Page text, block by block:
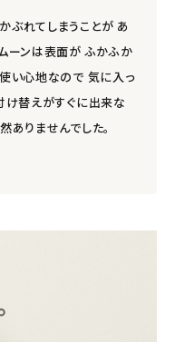
ぶれてしまうことが あ
ーンは表面が ふかふか
使い心地なので 気に入っ
け替えがすぐに出来な
ありませんでした。